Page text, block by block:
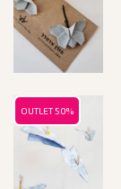
50% OUTLET
50% OUTLET